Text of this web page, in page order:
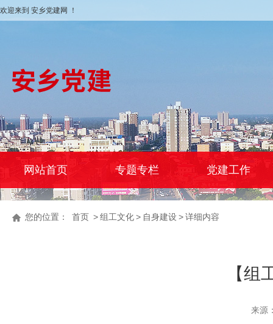
欢迎来到 安乡党建网 ！
网站首页 专题专栏 党建工作
您的位置： 首页 >组工文化> 自身建设>详细内容
【
来源